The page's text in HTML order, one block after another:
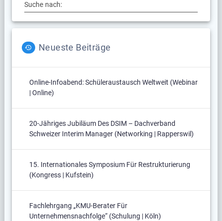
Suche nach:
Neueste Beiträge
Online-Infoabend: Schüleraustausch Weltweit (Webinar
| Online)
20-Jähriges Jubiläum Des DSIM – Dachverband
Schweizer Interim Manager (Networking | Rapperswil)
15. Internationales Symposium Für Restrukturierung
(Kongress | Kufstein)
Fachlehrgang „KMU-Berater Für
Unternehmensnachfolge“ (Schulung | Köln)